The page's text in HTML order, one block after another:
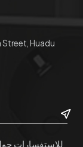
Street, Huadu
للاستفسارات